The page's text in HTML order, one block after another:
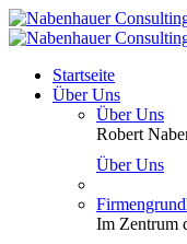
Zum
Inhalt
Startseite
Über Uns
Über Uns
Robert
Über Uns
Im Zentrum